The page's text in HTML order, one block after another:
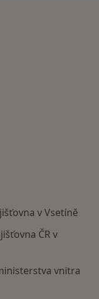
v Vsetíně
ČR v
vnitra